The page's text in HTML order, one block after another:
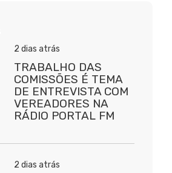
2 dias atrás
TRABALHO DAS
COMISSÕES É TEMA
DE ENTREVISTA COM
VEREADORES NA
RÁDIO PORTAL FM
2 dias atrás